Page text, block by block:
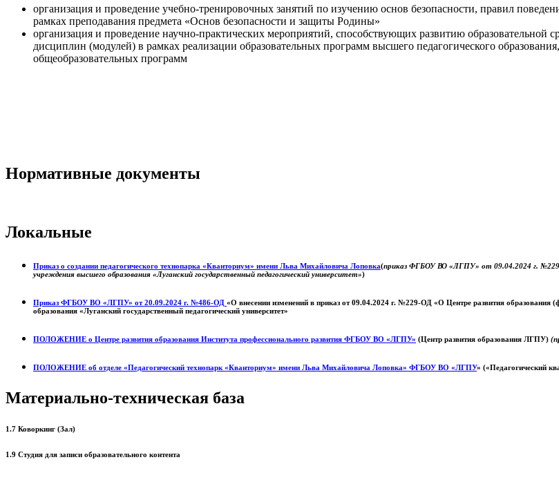
организация и проведение учебно-тренировочных занятий по изучению основ безопасности, правил
рамках преподавания предмета «Основ безопасности и защиты Родины»
организация и проведение научно-практических мероприятий, способствующих развитию
дисциплин (модулей) в рамках реализации образовательных программ высшего педагогического
общеобразовательных программ
Нормативные документы
Локальные
Приказ о создании педагогического технопарка «Кванториум» имени Льва Михайловича Лоповка(приказ ФГБОУ ВО «ЛГПУ» от 09.04.2024 г. №229-
учреждения высшего образования «Луганский государственный педагогический университет»)
Приказ ФГБОУ ВО «ЛГПУ» от 20.09.2024 г. №486-ОД «О внесении изменений в приказ от 09.04.2024 г. №229-ОД «О Центре развития образования
образования «Луганский государственный педагогический университет»
ПОЛОЖЕНИЕ о Центре развития образования Института профессионального развития ФГБОУ ВО «ЛГПУ» (Центр развития образования ЛГПУ)
ПОЛОЖЕНИЕ об отделе «Педагогический технопарк «Кванториум» имени Льва Михайловича Лоповка» ФГБОУ ВО «ЛГПУ» («Педагогический
Материально-техническая база
1.7 Коворкинг (Зал)
1.9 Студия для записи образовательного контента